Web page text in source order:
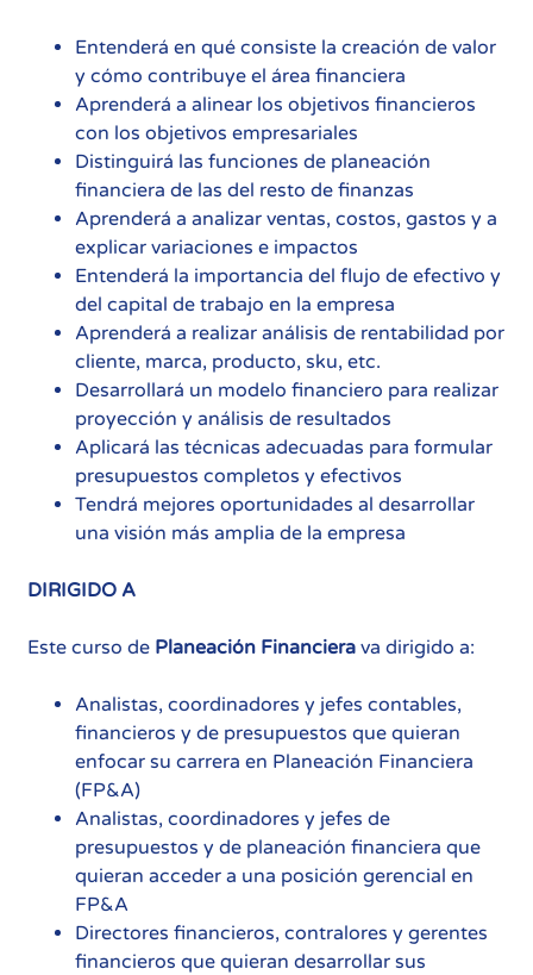
Entenderá en qué consiste la creación de valor
y cómo contribuye el área financiera
Aprenderá a alinear los objetivos financieros
con los objetivos empresariales
Distinguirá las funciones de planeación
financiera de las del resto de finanzas
Aprenderá a analizar ventas, costos, gastos y a
explicar variaciones e impactos
Entenderá la importancia del flujo de efectivo y
del capital de trabajo en la empresa
Aprenderá a realizar análisis de rentabilidad por
cliente, marca, producto, sku, etc.
Desarrollará un modelo financiero para realizar
proyección y análisis de resultados
Aplicará las técnicas adecuadas para formular
presupuestos completos y efectivos
Tendrá mejores oportunidades al desarrollar
una visión más amplia de la empresa
DIRIGIDO A
Este curso de Planeación Financiera va dirigido a:
Analistas, coordinadores y jefes contables,
financieros y de presupuestos que quieran
enfocar su carrera en Planeación Financiera
(FP&A)
Analistas, coordinadores y jefes de
presupuestos y de planeación financiera que
quieran acceder a una posición gerencial en
FP&A
Directores financieros, contralores y gerentes
financieros que quieran desarrollar sus